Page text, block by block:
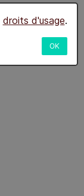
droits d'usage.
OK